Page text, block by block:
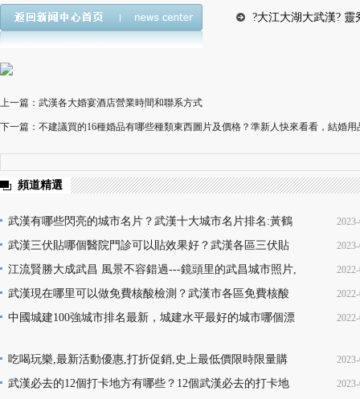
?大江大湖大武漢?
上一篇：武漢各大婚宴酒店營業時間和聯系方式
下一篇：不建議買的16種婚品有哪些種類東西圖片及價格？準新人快來看看，結婚
頻道精選
武漢有哪些閃亮的城市名片？武漢十大城市名片排名:黃鶴
樓熱干面無人不知無人不曉
武漢三伏貼哪個醫院門診可以貼效果好？武漢各區三伏貼
醫院門診名單地址(就診時間+門診地點+價格查詢+預
江流賢勝大成武昌 風景不容錯過---鏡頭里的武昌城市照片,
韻味十足又充滿活力
武漢現在哪里可以做免費核酸檢測？武漢市各區免費核酸
檢測地點位置咨詢電話及時間(部分24小時檢測)
中國城建100強城市排名最新，城建水平最好的城市哪個漂
吃喝玩樂,最新活動優惠,打折促銷,史上最低價限時限量購
買,天天更新,超省錢,快來搶購!
武漢必去的12個打卡地方有哪些？12個武漢必去的打卡地